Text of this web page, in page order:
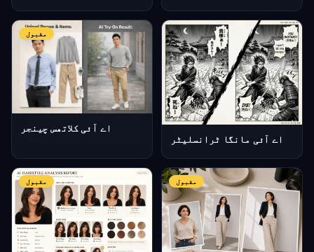
مقبول
اے آئی کلاتھس چینجر
اے آئی مانگا ٹرانسلیٹر
مقبول مقبول